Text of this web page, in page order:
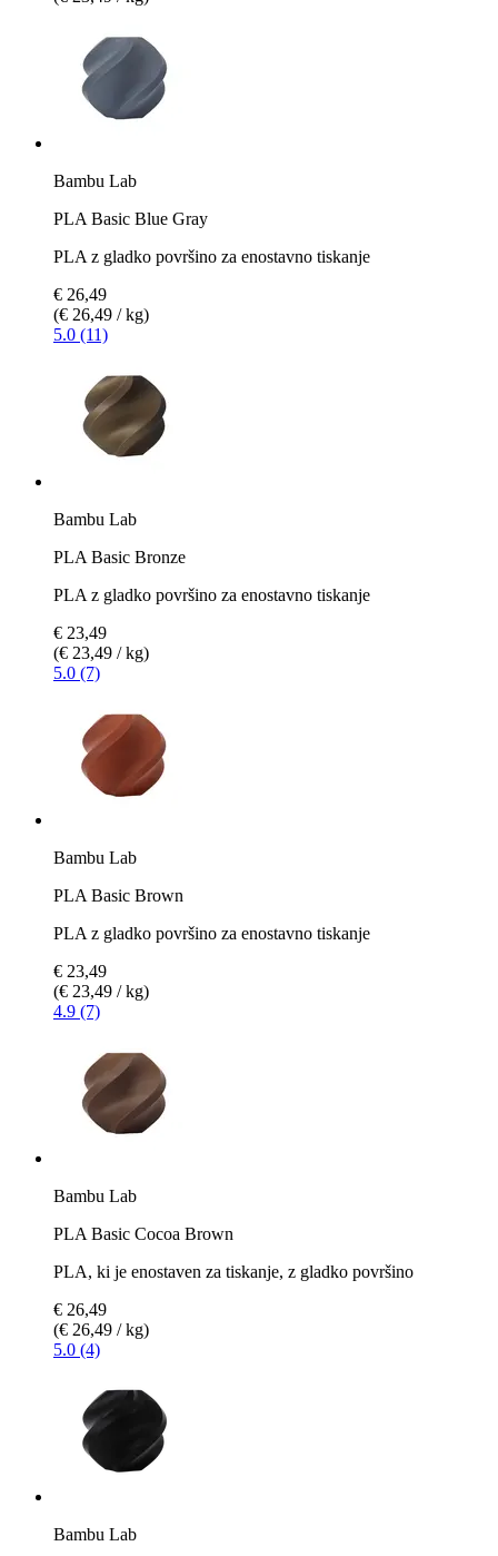
Bambu Lab
PLA Basic Blue Gray
PLA z gladko površino za enostavno tiskanje
€ 26,49
(€ 26,49 / kg)
5.0 (11)
Bambu Lab
PLA Basic Bronze
PLA z gladko površino za enostavno tiskanje
€ 23,49
(€ 23,49 / kg)
5.0 (7)
Bambu Lab
PLA Basic Brown
PLA z gladko površino za enostavno tiskanje
€ 23,49
(€ 23,49 / kg)
4.9 (7)
Bambu Lab
PLA Basic Cocoa Brown
PLA, ki je enostaven za tiskanje, z gladko površino
€ 26,49
(€ 26,49 / kg)
5.0 (4)
Bambu Lab